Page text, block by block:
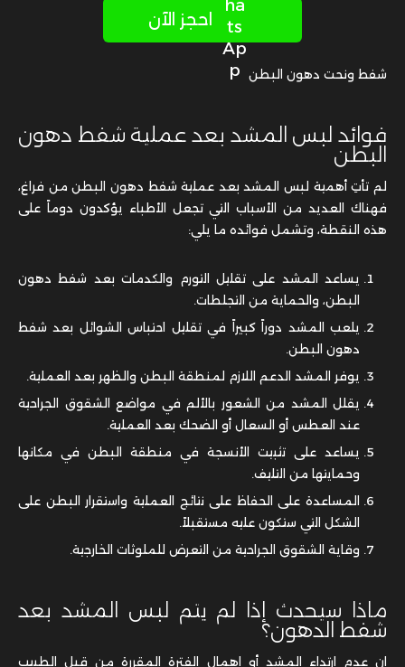
احجز الآن
شفط ونحت دهون البطن
فوائد لبس المشد بعد عملية شفط دهون
البطن
لم تأتِ أهمية لبس المشد بعد عملية شفط دهون البطن من فراغ،
فهناك العديد من الأسباب التي تجعل الأطباء يؤكدون دوماً على
هذه النقطة، وتشمل فوائده ما يلي:
يساعد المشد على تقليل التورم والكدمات بعد شفط دهون
البطن، والحماية من التجلطات.
يلعب المشد دوراً كبيراً في تقليل احتباس الشوائل بعد شفط
دهون البطن.
يوفر المشد الدعم اللازم لمنطقة البطن والظهر بعد العملية.
يقلل المشد من الشعور بالألم في مواضع الشقوق الجراحية
عند العطس أو السعال أو الضحك بعد العملية.
يساعد على تثبيت الأنسجة في منطقة البطن في مكانها
وحمايتها من التليف.
المساعدة على الحفاظ على نتائج العملية واستقرار البطن على
الشكل التي ستكون عليه مستقبلاً.
وقاية الشقوق الجراحية من التعرض للملوثات الخارجية.
ماذا سيحدث إذا لم يتم لبس المشد بعد
شفط الدهون؟
إن عدم ارتداء المشد أو إهمال الفترة المقررة من قِبل الطبيب